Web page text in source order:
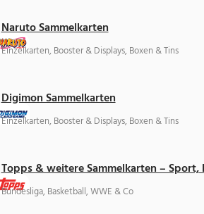
Naruto Sammelkarten
Einzelkarten, Booster & Displays, Boxen & Tins
Digimon Sammelkarten
Einzelkarten, Booster & Displays, Boxen & Tins
Topps & weitere Sammelkarten –
Bundesliga, Basketball, WWE & Co